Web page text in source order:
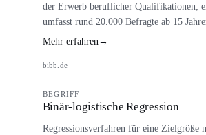
der Erwerb beruflicher Qualifikationen;
umfasst rund 20.000 Befragte ab 15
Mehr erfahren →
bibb.de
BEGRIFF
Binär-logistische Regression
Regressionsverfahren für eine Zielgröße